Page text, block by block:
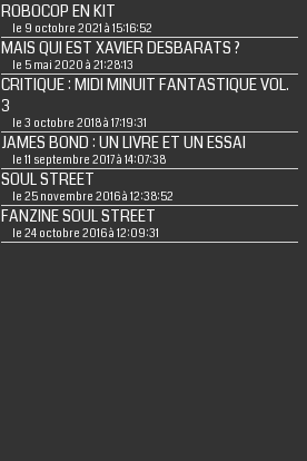
ROBOCOP EN KIT
le 9 octobre 2021 à 15:16:52
MAIS QUI EST XAVIER DESBARATS ?
le 5 mai 2020 à 21:28:13
CRITIQUE : MIDI MINUIT FANTASTIQUE VOL.
3
le 3 octobre 2018 à 17:19:31
JAMES BOND : UN LIVRE ET UN ESSAI
le 11 septembre 2017 à 14:07:38
SOUL STREET
le 25 novembre 2016 à 12:38:52
FANZINE SOUL STREET
le 24 octobre 2016 à 12:09:31